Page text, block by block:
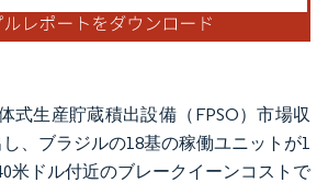
式生産貯蔵積出設備（FPSO）市場収
、ブラジルの18基の稼働ユニットが1
米ドル付近のブレークイーンコストで